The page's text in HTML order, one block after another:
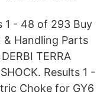
1 - 48 of 293 Buy
& Handling Parts
TERRA
Results 1 -
Choke for GY6